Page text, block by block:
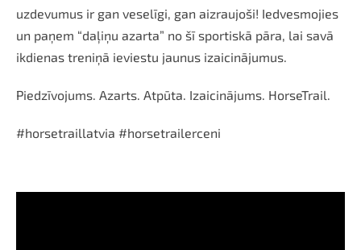
uzdevumus ir gan veselīgi, gan aizraujoši! Iedvesmojies
un paņem “daļiņu azarta” no šī sportiskā pāra, lai savā
ikdienas treniņā ieviestu jaunus izaicinājumus.
Piedzīvojums. Azarts. Atpūta. Izaicinājums. HorseTrail.
#horsetraillatvia #horsetrailerceni